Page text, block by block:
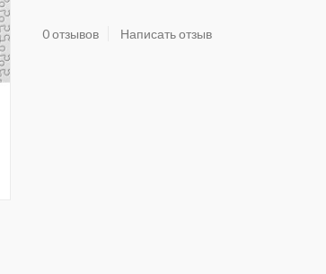
0 отзывов Написать отзыв